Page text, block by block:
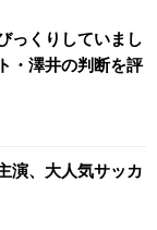
っくりしていまし
・澤井の判断を評
演、大人気サッカ